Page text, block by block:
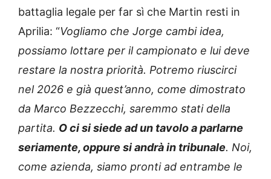
battaglia legale per far sì che Martin resti in
Aprilia: “Vogliamo che Jorge cambi idea,
possiamo lottare per il campionato e lui deve
restare la nostra priorità. Potremo riuscirci
nel 2026 e già quest’anno, come dimostrato
da Marco Bezzecchi, saremmo stati della
partita. O ci si siede ad un tavolo a parlarne
seriamente, oppure siandrà in tribunale. Noi,
come azienda, siamo pronti ad entrambe le